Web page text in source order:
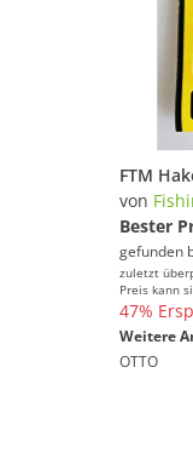
von
Bester
gefunden
zuletzt
Preis kann
47%
Weitere
OTTO